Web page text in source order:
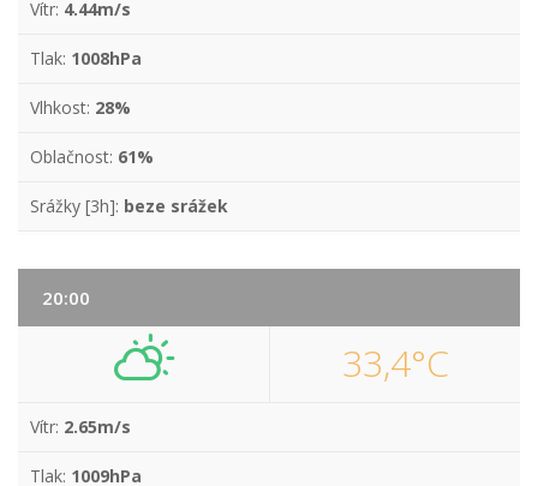
Vítr: 4.44m/s
Tlak: 1008hPa
Vlhkost: 28%
Oblačnost: 61%
Srážky [3h]: beze srážek
20:00
33,4°C
Vítr: 2.65m/s
Tlak: 1009hPa